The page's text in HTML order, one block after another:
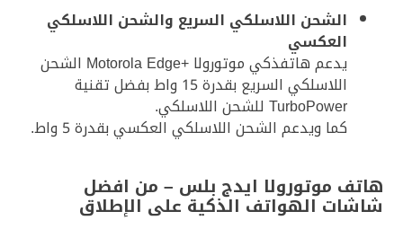
الشحن اللاسلكي السريع والشحن اللاسلكي
العكسي
يدعم هاتفذكي موتورولا +Motorola Edge الشحن
اللاسلكي السريع بقدرة 15 واط بفضل تقنية
TurboPower للشحن اللاسلكي.
كما ويدعم الشحن اللاسلكي العكسي بقدرة 5 واط.
هاتف موتورولا ايدج بلس – من افضل
شاشات الهواتف الذكية على الإطلاق